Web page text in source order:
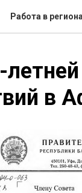
Работа в
в